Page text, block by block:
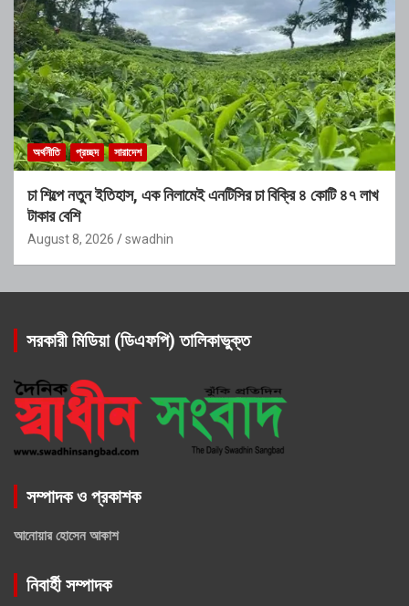
অর্থনীতি প্রচ্ছদ সারাদেশ
চা শিল্পে নতুন ইতিহাস, এক নিলামেই এনটিসির চা বিক্রি ৪ কোটি ৪৭ লাখ
টাকার বেশি
August 8, 2026 swadhin
সরকারী মিডিয়া (ডিএফপি) তালিকাভুক্ত
সম্পাদক ও প্রকাশক
আনোয়ার হোসেন আকাশ
নিবার্হী সম্পাদক